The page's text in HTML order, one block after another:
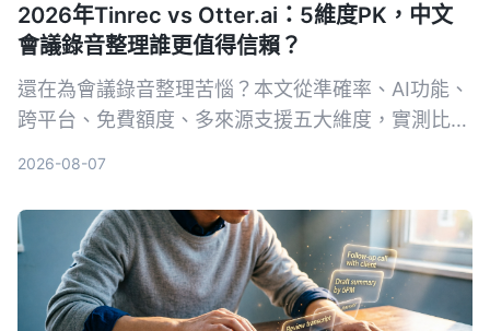
2026年Tinrec vs Otter.ai：5維度PK，中文
會議錄音整理誰更值得信賴？
還在為會議錄音整理苦惱？本文從準確率、AI功能、
跨平台、免費額度、多來源支援五大維度，實測比較
議，幫你省下大把時間。
2026-08-07